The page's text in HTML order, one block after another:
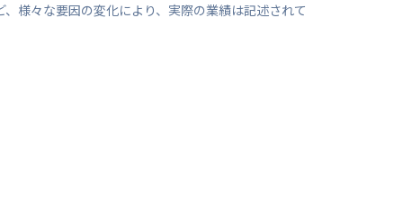
様々な要因の変化により、実際の業績は記述されて